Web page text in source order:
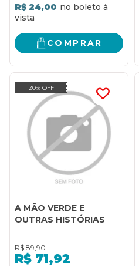
R$ 24,00
COMPRAR
20% OFF
A MÃO VERDE E
OUTRAS HISTÓRIAS
R$ 89,90
R$ 71,92